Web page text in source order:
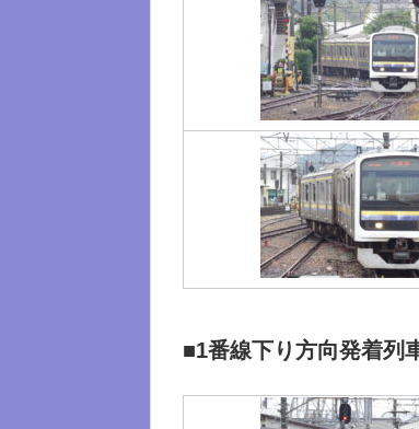
■1番線下り方向発着列